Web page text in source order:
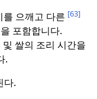
를 으깨고 다른 [63]
포함합니다.
쌀의 조리 시간을
.
다.